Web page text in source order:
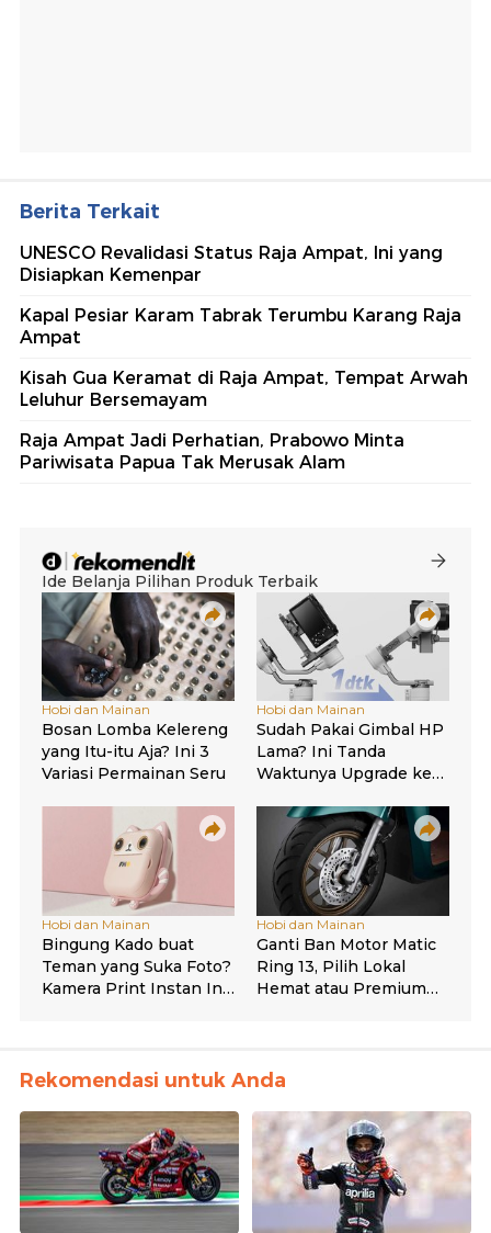
Berita Terkait
UNESCO Revalidasi Status Raja Ampat, Ini yang
Disiapkan Kemenpar
Kapal Pesiar Karam Tabrak Terumbu Karang Raja
Ampat
Kisah Gua Keramat di Raja Ampat, Tempat Arwah
Leluhur Bersemayam
Raja Ampat Jadi Perhatian, Prabowo Minta
Pariwisata Papua Tak Merusak Alam
Rekomendasi untuk Anda